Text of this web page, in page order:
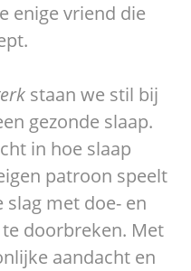
enige vriend die
staan we stil bij
gezonde slaap.
in hoe slaap
patroon speelt
met doe- en
doorbreken. Met
aandacht en